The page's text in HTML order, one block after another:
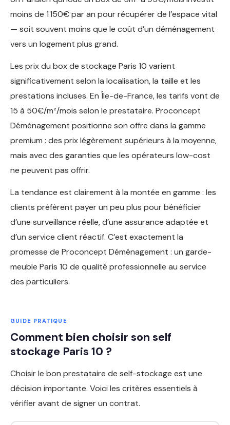
moins de 1 150€ par an pour récupérer de l’espace vital
— soit souvent moins que le coût d’un déménagement
vers un logement plus grand.
Les prix du box de stockage Paris 10 varient
significativement selon la localisation, la taille et les
prestations incluses. En Île-de-France, les tarifs vont de
15 à 50€/m²/mois selon le prestataire. Proconcept
Déménagement positionne son offre dans la gamme
premium : des prix légèrement supérieurs à la moyenne,
mais avec des garanties que les opérateurs low-cost
ne peuvent pas offrir.
La tendance est clairement à la montée en gamme : les
clients préfèrent payer un peu plus pour bénéficier
d’une surveillance réelle, d’une assurance adaptée et
d’un service client réactif. C’est exactement la
promesse de Proconcept Déménagement : un garde-
meuble Paris 10 de qualité professionnelle au service
des particuliers.
GUIDE PRATIQUE
Comment bien choisir son self
stockage Paris 10 ?
Choisir le bon prestataire de self-stockage est une
décision importante. Voici les critères essentiels à
vérifier avant de signer un contrat.